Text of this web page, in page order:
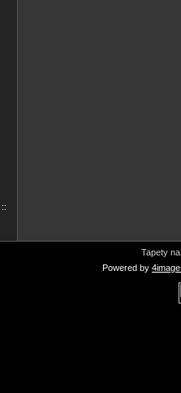
::
Tapety
Powered by